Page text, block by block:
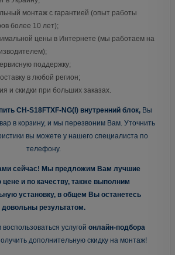
монтаж с гарантией (опыт работы
более 10 лет);
цены в Интернете (мы работаем на
поддержку;
в любой регион;
и скидки при больших заказах.
CH-S18FTXF-NG(I) внутренний блок,Вы
в корзину, и мы перезвоним Вам. Уточнить
вы можете у нашего специалиста по
телефону.
сейчас! Мы предложим Вам лучшие
цене и по качеству, также выполним
установку, в общем Вы останетесь
довольны результатом.
услугой онлайн-подбора
дополнительную скидку на монтаж!